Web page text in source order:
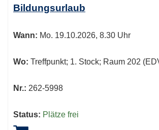
Bildungsurlaub
Wann: Mo. 19.10.2026, 8.30 Uhr
Wo: Treffpunkt; 1. Stock; Raum 202
Nr.: 262-5998
Status: Plätze frei